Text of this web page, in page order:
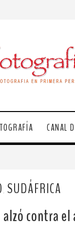
CANAL
SUDÁFRICA
contra